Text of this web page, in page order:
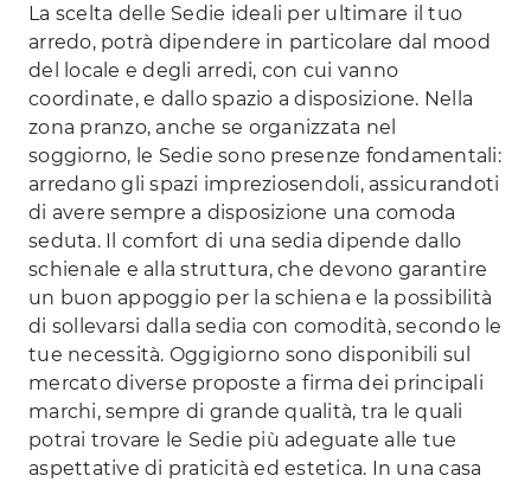
La scelta delle Sedie ideali per ultimare il tuo
arredo, potrà dipendere in particolare dal mood
del locale e degli arredi, con cui vanno
coordinate, e dallo spazio a disposizione. Nella
zona pranzo, anche se organizzata nel
soggiorno, le Sedie sono presenze fondamentali:
arredano gli spazi impreziosendoli, assicurandoti
di avere sempre a disposizione una comoda
seduta. Il comfort di una sedia dipende dallo
schienale e alla struttura, che devono garantire
un buon appoggio per la schiena e la possibilità
di sollevarsi dalla sedia con comodità, secondo le
tue necessità. Oggigiorno sono disponibili sul
mercato diverse proposte a firma dei principali
marchi, sempre di grande qualità, tra le quali
potrai trovare le Sedie più adeguate alle tue
aspettative di praticità ed estetica. In una casa